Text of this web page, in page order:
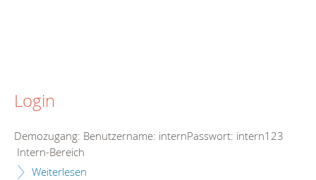
Login
Demozugang: Benutzername: internPasswort: intern123
Intern-Bereich
Weiterlesen